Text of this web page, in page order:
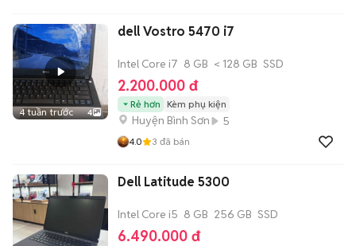
4 tuần trước 4
dell Vostro 5470 i7
Intel Core i7 8 GB < 128 GB SSD
2.200.000 đ
Rẻ hơn Kèm phụ kiện
Huyện Bình Sơn 5
4.0 3 đã bán
Dell Latitude 5300
Intel Core i5 8 GB 256 GB SSD
6.490.000 đ